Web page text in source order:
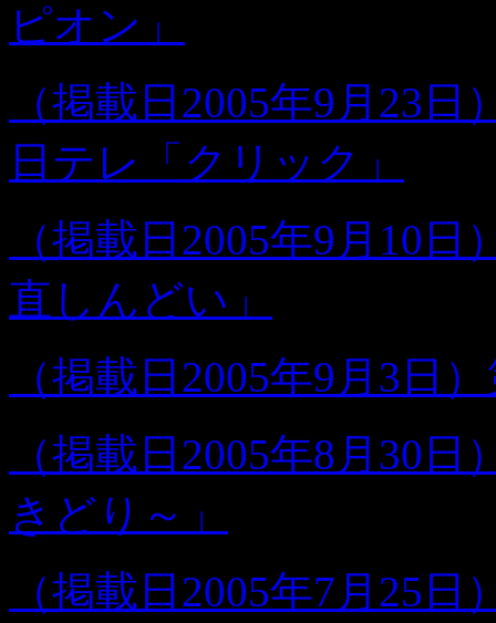
ピオン」
（掲載日2005年9月23
日テレ「クリック」
（掲載日2005年9月10
直しんどい」
（掲載日2005年9月3日
（掲載日2005年8月30
きどり～」
（掲載日2005年7月25